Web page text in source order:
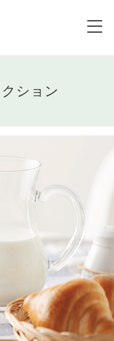
ション